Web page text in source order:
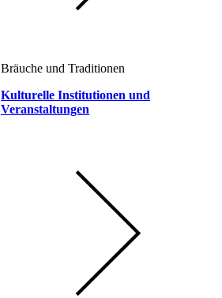
Bräuche und Traditionen
Kulturelle Institutionen und
Veranstaltungen